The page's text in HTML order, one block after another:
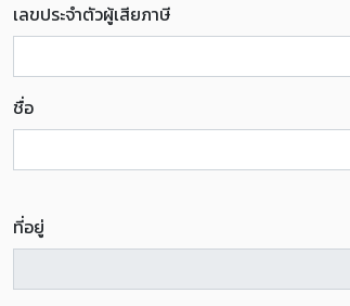
เลขประจำตัวผู้เสียภาษี
ชื่อ
ที่อยู่